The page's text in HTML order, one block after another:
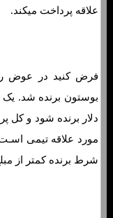
علاقه پرداخت میکند.
مورد علاقه تیمی
شرط برنده کمتر از